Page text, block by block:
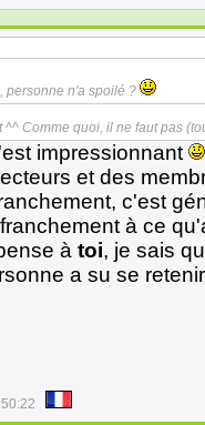
personne n'a spoilé ?
^^ Comme quoi, il ne faut pas
impressionnant
et des
c'est
à ce
à toi, je sais
a su se